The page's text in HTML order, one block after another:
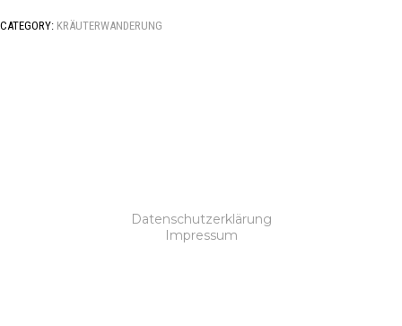
CATEGORY: KRÄUTERWANDERUNG
Datenschutzerklärung
Impressum